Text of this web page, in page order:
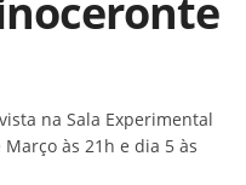
na Sala Experimental
às 21h e dia 5 às